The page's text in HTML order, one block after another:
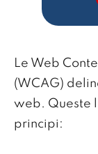
Le Web
(WCAG)
web. Queste
principi: